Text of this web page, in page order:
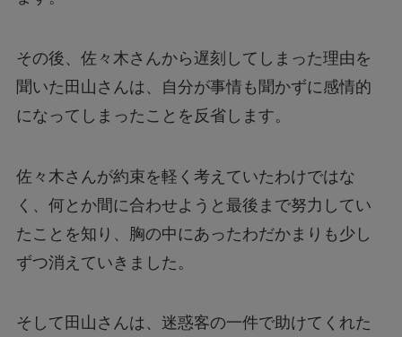
その後、佐々木さんから遅刻してしまった理由を
聞いた田山さんは、自分が事情も聞かずに感情的
になってしまったことを反省します。
佐々木さんが約束を軽く考えていたわけではな
く、何とか間に合わせようと最後まで努力してい
たことを知り、胸の中にあったわだかまりも少し
ずつ消えていきました。
そして田山さんは、迷惑客の一件で助けてくれた